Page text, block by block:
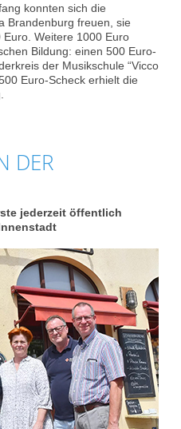
konnten sich die
Brandenburg freuen, sie
Weitere 1000 Euro
Bildung: einen 500 Euro-
der Musikschule “Vicco
Euro-Scheck erhielt die
DER
jederzeit öffentlich